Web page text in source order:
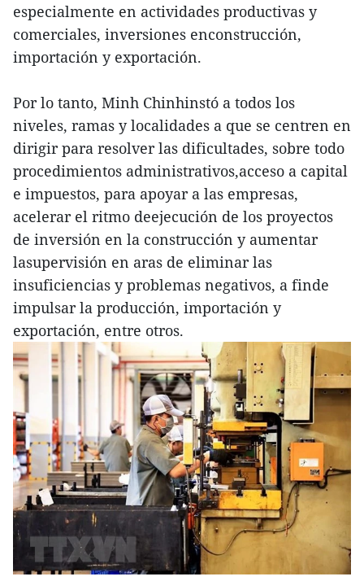
especialmente en actividades productivas y
comerciales, inversiones enconstrucción,
importación y exportación.
Por lo tanto, Minh Chinhinstó a todos los
niveles, ramas y localidades a que se centren en
dirigir para resolver las dificultades, sobre todo
procedimientos administrativos,acceso a capital
e impuestos, para apoyar a las empresas,
acelerar el ritmo deejecución de los proyectos
de inversión en la construcción y aumentar
lasupervisión en aras de eliminar las
insuficiencias y problemas negativos, a finde
impulsar la producción, importación y
exportación, entre otros.